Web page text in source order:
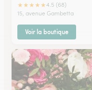
★★★★★4.5 (68)
15, avenue Gambetta
Voir la boutique